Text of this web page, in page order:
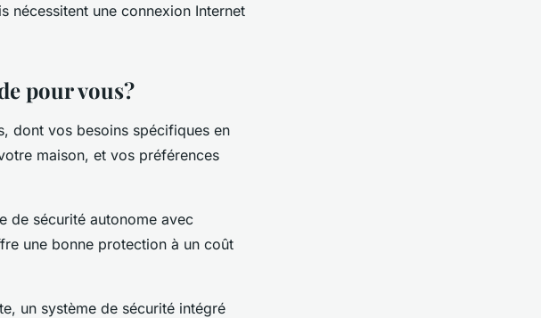
nécessitent une connexion Internet
pour vous?
dont vos besoins spécifiques en
maison, et vos préférences
de sécurité autonome avec
une bonne protection à un coût
un système de sécurité intégré